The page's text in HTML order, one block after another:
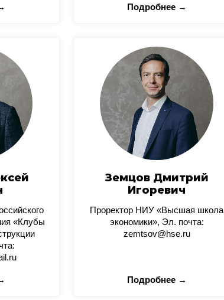
Подробнее →
«Клубы
Земцов Дмитрий
Игоревич
Проректор НИУ «Высшая школа
экономики», Эл. почта:
zemtsov@hse.ru
Подробнее →